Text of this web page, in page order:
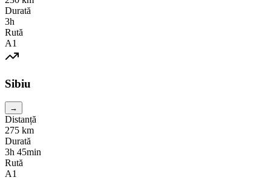
Durată
3h
Rută
A1
Sibiu
→
Distanță
275 km
Durată
3h 45min
Rută
A1